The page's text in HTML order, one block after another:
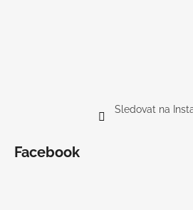
Sledovat na
Facebook